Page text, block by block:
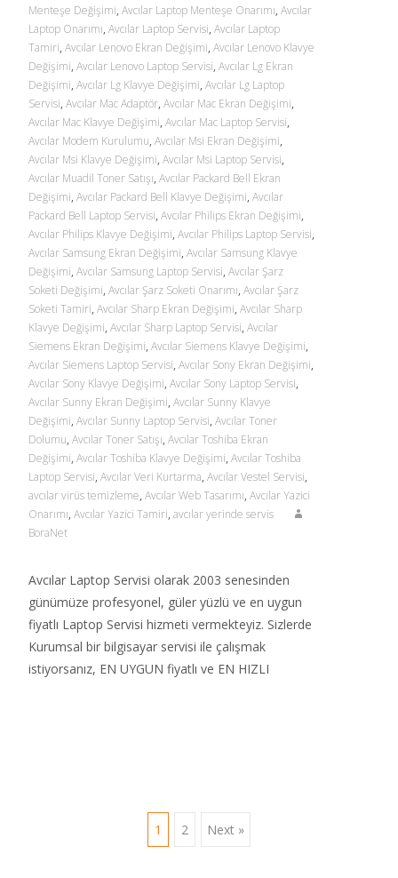
Menteşe Değişimi, Avcılar Laptop Menteşe Onarımı, Avcılar
Laptop Onarımı, Avcılar Laptop Servisi, Avcılar Laptop
Tamiri, Avcılar Lenovo Ekran Değişimi, Avcılar Lenovo Klavye
Değişimi, Avcılar Lenovo Laptop Servisi, Avcılar Lg Ekran
Değişimi, Avcılar Lg Klavye Değişimi, Avcılar Lg Laptop
Servisi, Avcılar Mac Adaptör, Avcılar Mac Ekran Değişimi,
Avcılar Mac Klavye Değişimi, Avcılar Mac Laptop Servisi,
Avcılar Modem Kurulumu, Avcılar Msi Ekran Değişimi,
Avcılar Msi Klavye Değişimi, Avcılar Msi Laptop Servisi,
Avcılar Muadil Toner Satışı, Avcılar Packard Bell Ekran
Değişimi, Avcılar Packard Bell Klavye Değişimi, Avcılar
Packard Bell Laptop Servisi, Avcılar Philips Ekran Değişimi,
Avcılar Philips Klavye Değişimi, Avcılar Philips Laptop Servisi,
Avcılar Samsung Ekran Değişimi, Avcılar Samsung Klavye
Değişimi, Avcılar Samsung Laptop Servisi, Avcılar Şarz
Soketi Değişimi, Avcılar Şarz Soketi Onarımı, Avcılar Şarz
Soketi Tamiri, Avcılar Sharp Ekran Değişimi, Avcılar Sharp
Klavye Değişimi, Avcılar Sharp Laptop Servisi, Avcılar
Siemens Ekran Değişimi, Avcılar Siemens Klavye Değişimi,
Avcılar Siemens Laptop Servisi, Avcılar Sony Ekran Değişimi,
Avcılar Sony Klavye Değişimi, Avcılar Sony Laptop Servisi,
Avcılar Sunny Ekran Değişimi, Avcılar Sunny Klavye
Değişimi, Avcılar Sunny Laptop Servisi, Avcılar Toner
Dolumu, Avcılar Toner Satışı, Avcılar Toshiba Ekran
Değişimi, Avcılar Toshiba Klavye Değişimi, Avcılar Toshiba
Laptop Servisi, Avcılar Veri Kurtarma, Avcılar Vestel Servisi,
avcılar virüs temizleme, Avcılar Web Tasarımı, Avcılar Yazici
Onarımı, Avcılar Yazici Tamiri, avcılar yerinde servis
BoraNet
Avcılar Laptop Servisi olarak 2003 senesinden
günümüze profesyonel, güler yüzlü ve en uygun
fiyatlı Laptop Servisi hizmeti vermekteyiz. Sizlerde
Kurumsal bir bilgisayar servisi ile çalışmak
istiyorsanız, EN UYGUN fiyatlı ve EN HIZLI
1 2 Next »